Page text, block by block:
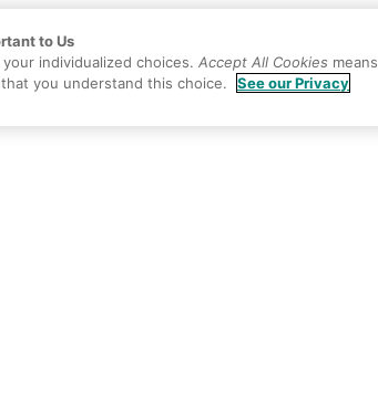
to Us
individualized choices. Accept All Cookies means
you understand this choice.
See our Privacy